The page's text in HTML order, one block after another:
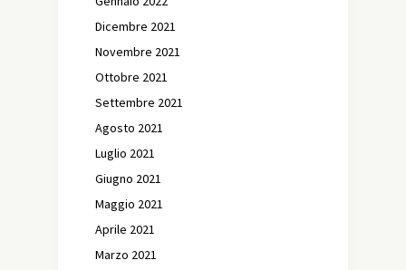
Dicembre 2021
Novembre 2021
Ottobre 2021
Settembre 2021
Agosto 2021
Luglio 2021
Giugno 2021
Maggio 2021
Aprile 2021
Marzo 2021